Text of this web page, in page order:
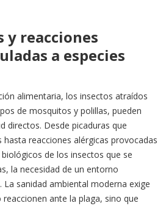
y reacciones
a especies
alimentaria, los insectos atraídos
de mosquitos y polillas, pueden
directos. Desde picaduras que
reacciones alérgicas provocadas
de los insectos que se
la necesidad de un entorno
sanidad ambiental moderna exige
ante la plaga, sino que